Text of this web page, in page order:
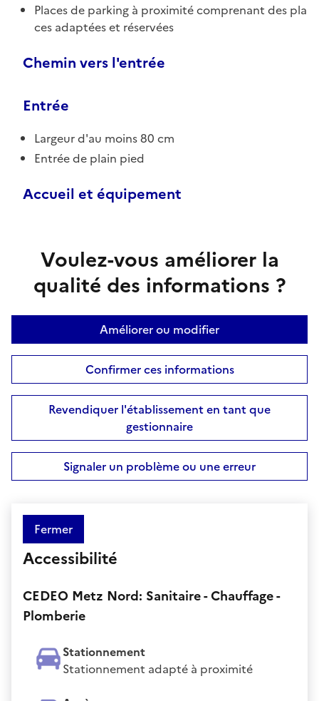
Places de parking à proximité comprenant des pla
ces adaptées et réservées
Chemin vers l'entrée
Entrée
Largeur d'au moins 80 cm
Entrée de plain pied
Accueil et équipement
Voulez-vous améliorer la
qualité des informations ?
Améliorer ou modifier
Confirmer ces informations
Revendiquer l'établissement en tant que
gestionnaire
Signaler un problème ou une erreur
Fermer
Accessibilité
CEDEO Metz Nord: Sanitaire - Chauffage -
Plomberie
Stationnement
Stationnement adapté à proximité